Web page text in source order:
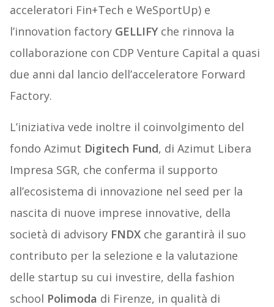
acceleratori Fin+Tech e WeSportUp) e
l’innovation factory GELLIFYche rinnova la
collaborazione con CDP Venture Capital a quasi
due anni dal lancio dell’acceleratore Forward
Factory.
L’iniziativa vede inoltre il coinvolgimento del
fondo Azimut Digitech Fund, di Azimut Libera
Impresa SGR, che conferma il supporto
all’ecosistema di innovazione nel seed per la
nascita di nuove imprese innovative, della
società di advisory FNDXche garantirà il suo
contributo per la selezione e la valutazione
delle startup su cui investire, della fashion
school Polimoda di Firenze, in qualità di